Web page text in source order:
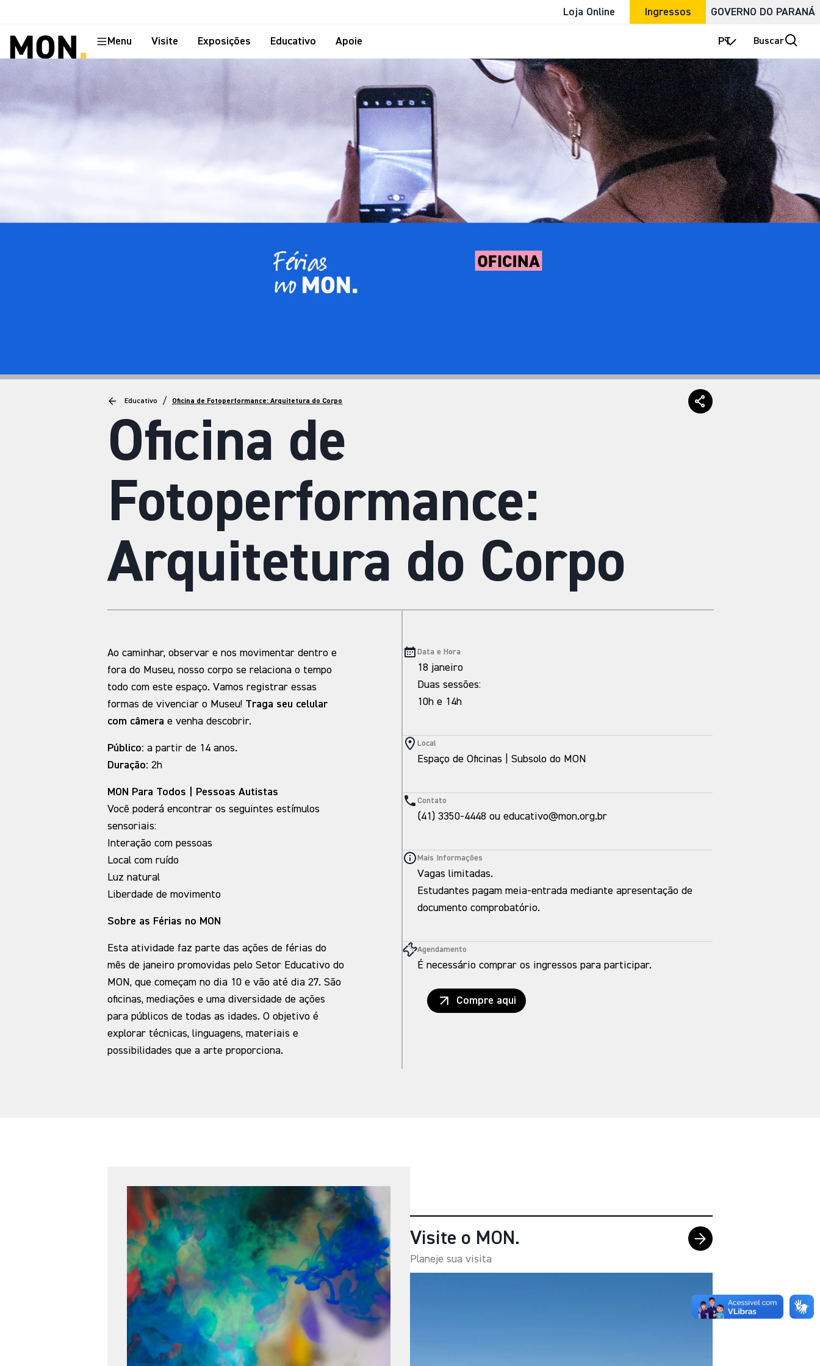
Loja Online Ingressos GOVERNO DO PARANÁ
Menu Visite Exposições Educativo Apoie PT Buscar
Educativo / Oficina de Fotoperformance: Arquitetura do Corpo
Oficina de
Fotoperformance:
Arquitetura do Corpo
Ao caminhar, observar e nos movimentar dentro e
fora do Museu, nosso corpo se relaciona o tempo
todo com este espaço. Vamos registrar essas
formas de vivenciar o Museu! Traga seu celular
com câmera e venha descobrir.
Público: a partir de 14 anos.
Duração: 2h
MON Para Todos | Pessoas Autistas
Você poderá encontrar os seguintes estímulos
sensoriais:
Interação com pessoas
Local com ruído
Luz natural
Liberdade de movimento
Sobre as Férias no MON
Esta atividade faz parte das ações de férias do
mês de janeiro promovidas pelo Setor Educativo do
MON, que começam no dia 10 e vão até dia 27. São
oficinas, mediações e uma diversidade de ações
para públicos de todas as idades. O objetivo é
explorar técnicas, linguagens, materiais e
possibilidades que a arte proporciona.
Data e Hora
18 janeiro
Duas sessões:
10h e 14h
Local
Espaço de Oficinas | Subsolo do MON
Contato
(41) 3350-4448 ou educativo@mon.org.br
Mais Informações
Vagas limitadas.
Estudantes pagam meia-entrada mediante apresentação de
documento comprobatório.
Agendamento
É necessário comprar os ingressos para participar.
Compre aqui
Visite o MON.
Planeje sua visita